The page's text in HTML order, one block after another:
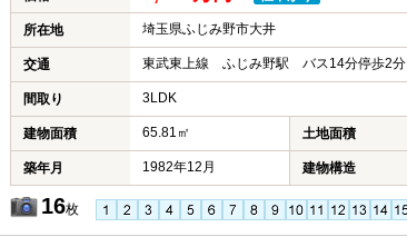
所在地 埼玉県ふじみ野市大井
交通 東武東上線 ふじみ野駅 バス14分停歩2分
間取り 3LDK
建物面積 65.81㎡ 土地面積
築年月 1982年12月 建物構造
16枚